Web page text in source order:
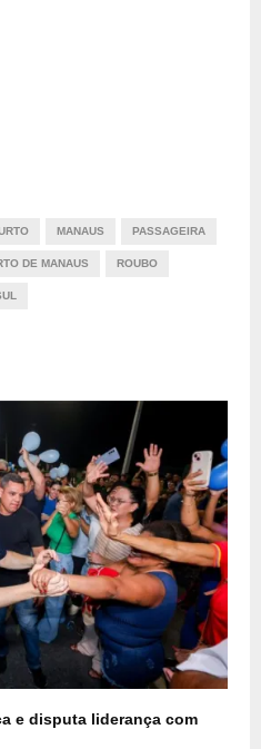
MANAUS PASSAGEIRA
DE MANAUS ROUBO
e disputa liderança com